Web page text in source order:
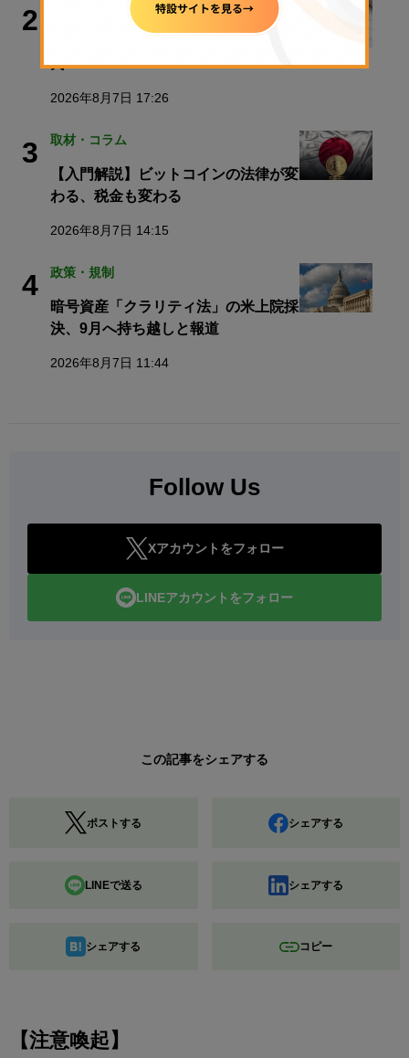
2
氏
2026年8月7日 17:26
3 取材・コラム
【入門解説】ビットコインの法律が変
わる、税金も変わる
2026年8月7日 14:15
4 政策・規制
暗号資産「クラリティ法」の米上院採
決、9月へ持ち越しと報道
2026年8月7日 11:44
Follow Us
Xアカウントをフォロー
LINEアカウントをフォロー
この記事をシェアする
ポストする シェアする
LINEで送る シェアする
シェアする コピー
【注意喚起】